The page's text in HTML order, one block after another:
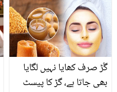
شیخہ مہرہ کون ہیں اور
انہوں نے چھپ کر بڑی
شخصیت سے شادی کیوں
کی؟
گُڑ صرف کھایا نہیں لگایا
بھی جاتا ہے، گڑ کا پیسٹ